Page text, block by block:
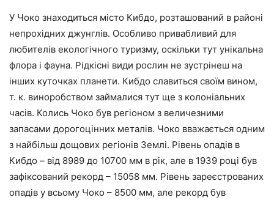
У Чоко знаходиться місто Кибдо, розташований в районі
непрохідних джунглів. Особливо привабливий для
любителів екологічного туризму, оскільки тут унікальна
флора і фауна. Рідкісні види рослин не зустрінеш на
інших куточках планети. Кибдо славиться своїм вином,
т. к. виноробством займалися тут ще з колоніальних
часів. Колись Чоко був регіоном з величезними
запасами дорогоцінних металів. Чоко вважається одним
з найбільш дощових регіонів Землі. Рівень опадів в
Кибдо – від 8989 до 10700 мм в рік, але в 1939 році був
зафіксований рекорд – 15058 мм. Рівень зареєстрованих
опадів у всьому Чоко – 8500 мм, але рекорд був